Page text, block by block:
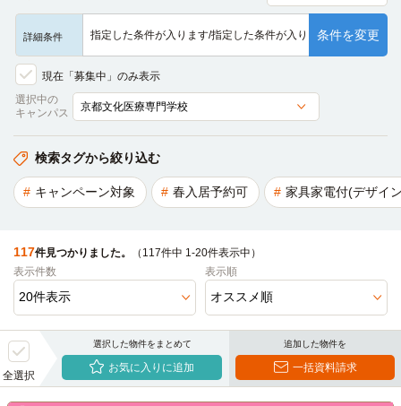
詳細条件 指定した条件が入ります/指定した条件が入ります/指定した条…
条件を変更
現在「募集中」のみ表示
選択中の
キャンパス
検索タグから絞り込む
キャンペーン対象 春入居予約可 家具家電付(デザイ
117件見つかりました。
（117件中 1-20件表示中）
表示件数
表示順
全選択
選択した物件をまとめて
お気に入りに追加
追加した物件を
一括資料請求